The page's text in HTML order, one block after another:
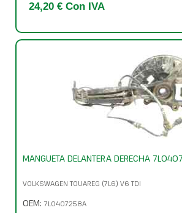
24,20 € Con IVA
MANGUETA DELANTERA DERECHA
VOLKSWAGEN TOUAREG (7L6) V6 TDI
OEM: 7L0407258A